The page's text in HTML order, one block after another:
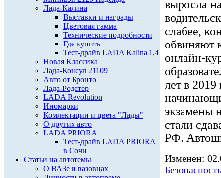
Лада-Калина
Выставки и награды
Цветовая гамма
Технические подробности
Где купить
Тест-драйв LADA Kalina 1,4
Новая Классика
Лада-Консул 21109
Авто от Бронто
Лада-Родстер
LADA Revolution
Иномарки
Комлектации и цвета "Лады"
О других авто
LADA PRIORA
Тест-драйв LADA PRIORA
в Сочи
Статьи на автотемы
О ВАЗе и вазовцах
выросла
слабее,
обвиняют
онлайн-
лет в 2019
экзамены
стали
РФ.
Изменен: